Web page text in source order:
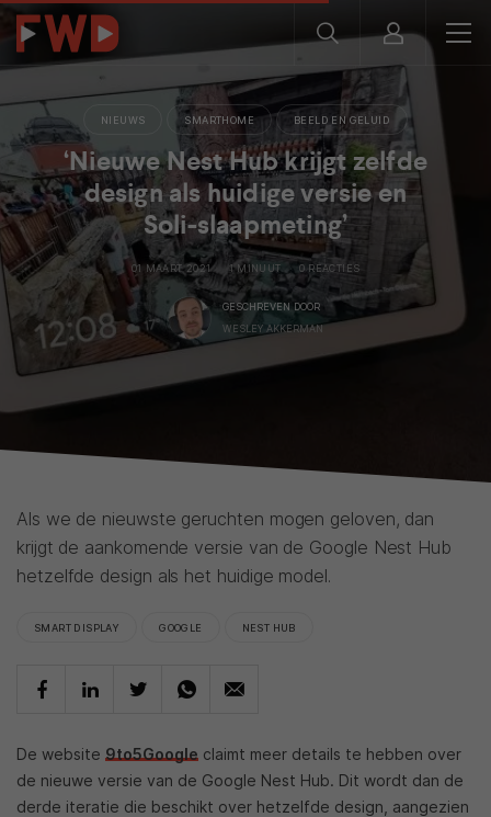
NIEUWS SMARTHOME BEELD EN GELUID
‘Nieuwe Nest Hub krijgt zelfde
design als huidige versie en
Soli-slaapmeting’
01 MAART 2021 1 MINUUT 0 REACTIES
GESCHREVEN DOOR
WESLEY AKKERMAN
Als we de nieuwste geruchten mogen geloven, dan
krijgt de aankomende versie van de Google Nest Hub
hetzelfde design als het huidige model.
SMART DISPLAY GOOGLE NEST HUB
De website 9to5Google claimt meer details te hebben over
de nieuwe versie van de Google Nest Hub. Dit wordt dan de
derde iteratie die beschikt over hetzelfde design, aangezien